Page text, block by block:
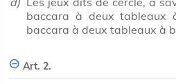
baccara à deux tableaux
baccara à deux tableaux à
Art. 2.